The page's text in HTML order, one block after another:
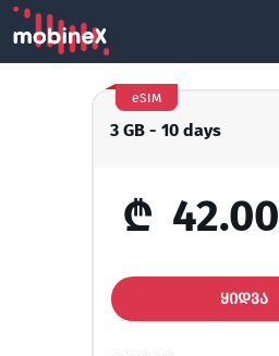
3 GB - 10 days
eSIM
₾ 42.00
ᲧᲘᲓᲕᲐ